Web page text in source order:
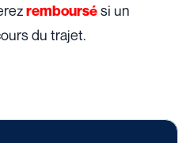
remboursési un
du trajet.